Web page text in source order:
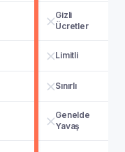
Gizli
Ücretler
Limitli
Sınırlı
Genelde
Yavaş